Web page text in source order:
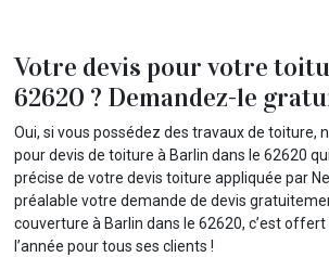
Votre devis pour votre
62620 ? Demandez-le
Oui, si vous possédez des travaux de toiture,
pour devis de toiture à Barlin dans le 62620
précise de votre devis toiture appliquée par
préalable votre demande de devis
couverture à Barlin dans le 62620, c’est
l’année pour tous ses clients !